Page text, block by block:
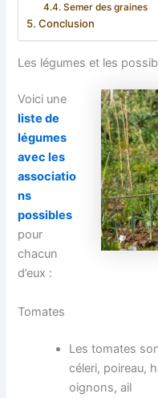
Semer des graines
Conclusion
Les légumes et les
Voici une
liste de
légumes
avec les
associatio
ns
possibles
pour
chacun
d’eux :
Tomates
Les tomates
céleri, poireau,
oignons, ail